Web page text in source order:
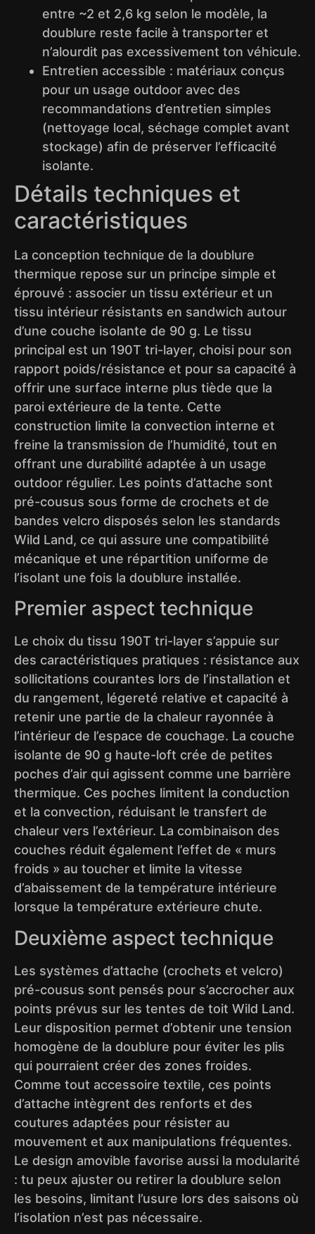
entre ~2 et 2,6 kg selon le modèle, la
doublure reste facile à transporter et
n’alourdit pas excessivement ton véhicule.
Entretien accessible : matériaux conçus
pour un usage outdoor avec des
recommandations d’entretien simples
(nettoyage local, séchage complet avant
stockage) afin de préserver l’efficacité
isolante.
Détails techniques et
caractéristiques
La conception technique de la doublure
thermique repose sur un principe simple et
éprouvé : associer un tissu extérieur et un
tissu intérieur résistants en sandwich autour
d’une couche isolante de 90 g. Le tissu
principal est un 190T tri-layer, choisi pour son
rapport poids/résistance et pour sa capacité à
offrir une surface interne plus tiède que la
paroi extérieure de la tente. Cette
construction limite la convection interne et
freine la transmission de l’humidité, tout en
offrant une durabilité adaptée à un usage
outdoor régulier. Les points d’attache sont
pré-cousus sous forme de crochets et de
bandes velcro disposés selon les standards
Wild Land, ce qui assure une compatibilité
mécanique et une répartition uniforme de
l’isolant une fois la doublure installée.
Premier aspect technique
Le choix du tissu 190T tri-layer s’appuie sur
des caractéristiques pratiques : résistance aux
sollicitations courantes lors de l’installation et
du rangement, légereté relative et capacité à
retenir une partie de la chaleur rayonnée à
l’intérieur de l’espace de couchage. La couche
isolante de 90 g haute-loft crée de petites
poches d’air qui agissent comme une barrière
thermique. Ces poches limitent la conduction
et la convection, réduisant le transfert de
chaleur vers l’extérieur. La combinaison des
couches réduit également l’effet de « murs
froids » au toucher et limite la vitesse
d’abaissement de la température intérieure
lorsque la température extérieure chute.
Deuxième aspect technique
Les systèmes d’attache (crochets et velcro)
pré-cousus sont pensés pour s’accrocher aux
points prévus sur les tentes de toit Wild Land.
Leur disposition permet d’obtenir une tension
homogène de la doublure pour éviter les plis
qui pourraient créer des zones froides.
Comme tout accessoire textile, ces points
d’attache intègrent des renforts et des
coutures adaptées pour résister au
mouvement et aux manipulations fréquentes.
Le design amovible favorise aussi la modularité
: tu peux ajuster ou retirer la doublure selon
les besoins, limitant l’usure lors des saisons où
l’isolation n’est pas nécessaire.